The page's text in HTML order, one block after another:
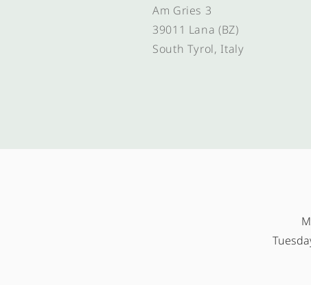
Am Gries 3
39011 Lana (BZ)
South Tyrol, Italy